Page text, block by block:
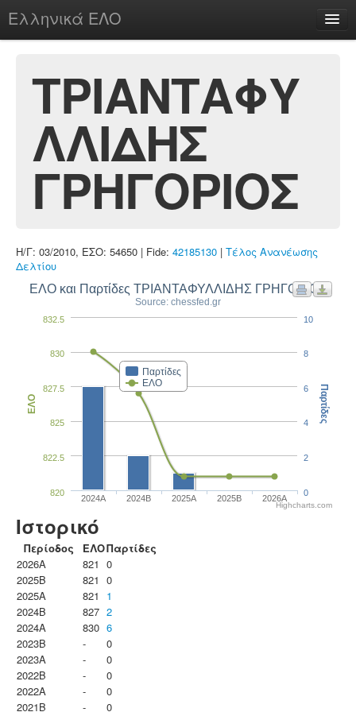
Ελληνικά ΕΛΟ
chesstu.be @ discord
Login
ΤΡΙΑΝΤΑΦΥ
ΛΛΙΔΗΣ
ΓΡΗΓΟΡΙΟΣ
Η/Γ: 03/2010, ΕΣΟ: 54650 | Fide: 42185130 | Τέλος Ανανέωσης
Δελτίου
ΕΛΟ και Παρτίδες ΤΡΙΑΝΤΑΦΥΛΛΙΔΗΣ ΓΡΗΓΟΡΙΟΣ
Source: chessfed.gr
Παρτίδες
ΕΛΟ
2024A 2024B 2025A 2025B 2026A
820
822.5
825
827.5
830
832.5
ΕΛΟ
0
2
4
6
8
10
Παρτίδες
Highcharts.com
Ιστορικό
Περίοδος ΕΛΟΠαρτίδες
2026A
821 0
2025B
821 0
2025A
821
1
2024B
827 2
2024A
830 6
2023B
-
0
2023Α
-
0
2022B
-
0
2022A
-
0
2021B
- 0